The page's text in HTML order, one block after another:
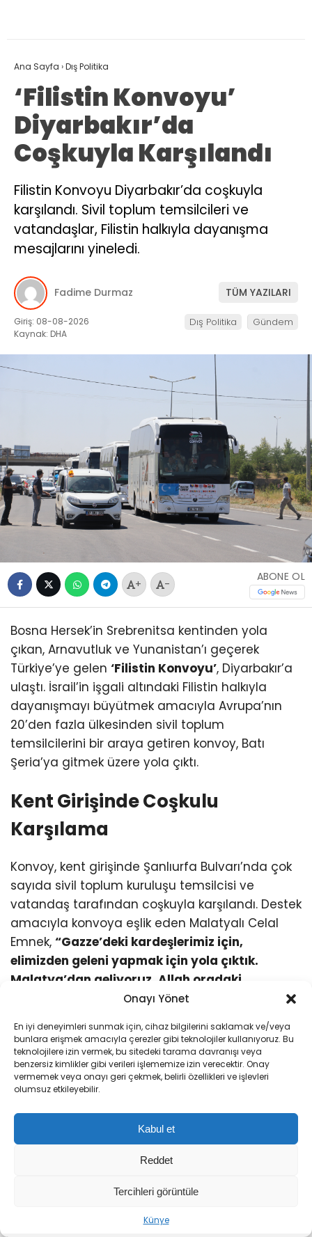
Onayı Yönet
En iyi deneyimleri sunmak için, cihaz bilgilerini saklamak ve/veya
bunlara erişmek amacıyla çerezler gibi teknolojiler kullanıyoruz. Bu
teknolojilere izin vermek, bu sitedeki tarama davranışı veya
benzersiz kimlikler gibi verileri işlememize izin verecektir. Onay
vermemek veya onayı geri çekmek, belirli özellikleri ve işlevleri
olumsuz etkileyebilir.
Kabul et
Reddet
Tercihleri görüntüle
Künye
Ana Sayfa ›Dış Politika
‘Filistin Konvoyu’
Diyarbakır’da
Coşkuyla Karşılandı
Filistin Konvoyu Diyarbakır’da coşkuyla
karşılandı. Sivil toplum temsilcileri ve
vatandaşlar, Filistin halkıyla dayanışma
mesajlarını yineledi.
Fadime Durmaz TÜM YAZILARI
Giriş: 08-08-2026
Kaynak: DHA
Dış Politika Gündem
+ -
ABONE OL
Bosna Hersek’in Srebrenitsa kentinden yola
çıkan, Arnavutluk ve Yunanistan’ı geçerek
Türkiye’ye gelen ‘Filistin Konvoyu’, Diyarbakır’a
ulaştı. İsrail’in işgali altındaki Filistin halkıyla
dayanışmayı büyütmek amacıyla Avrupa’nın
20’den fazla ülkesinden sivil toplum
temsilcilerini bir araya getiren konvoy, Batı
Şeria’ya gitmek üzere yola çıktı.
Kent Girişinde Coşkulu
Karşılama
Konvoy, kent girişinde Şanlıurfa Bulvarı’nda çok
sayıda sivil toplum kuruluşu temsilcisi ve
vatandaş tarafından coşkuyla karşılandı. Destek
amacıyla konvoya eşlik eden Malatyalı Celal
Emnek, “Gazze’deki kardeşlerimiz için,
elimizden geleni yapmak için yola çıktık.
Malatya’dan geliyoruz. Allah oradaki
kardeşlerimize yardım etsin. Buradaki
kardeşlerimize de bir şuur, bilinç nasip etsin.
Boykota devam edeceğiz. Elimizden gelen ne
ise yapacağız. Allah onların yardımcısı olsun”
dedi.